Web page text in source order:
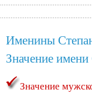
Именины
Значение
Значение